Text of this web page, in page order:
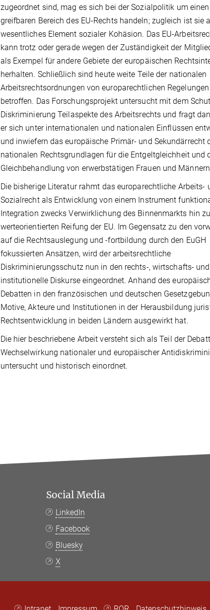
zugeordnet sind, mag es sich bei der Sozialpolitik um
greifbaren Bereich des EU-Rechts handeln; zugleich ist sie
wesentliches Element sozialer Kohäsion. Das EU-
kann trotz oder gerade wegen der Zuständigkeit der
als Exempel für andere Gebiete der europäischen
herhalten. Schließlich sind heute weite Teile der nationalen
Arbeitsrechtsordnungen von europarechtlichen Regelungen
betroffen. Das Forschungsprojekt untersucht mit dem
Diskriminierung Teilaspekte des Arbeitsrechts und fragt
er sich unter internationalen und nationalen Einflüssen
und inwiefern das europäische Primär- und Sekundärrecht
nationalen Rechtsgrundlagen für die Entgeltgleichheit und
Gleichbehandlung von erwerbstätigen Frauen und
Die bisherige Literatur rahmt das europarechtliche Arbeits-
Sozialrecht als Entwicklung von einem Instrument
Integration zwecks Verwirklichung des Binnenmarkts hin
werteorientierten Reifung der EU. Im Gegensatz zu den
auf die Rechtsauslegung und -fortbildung durch den EuGH
fokussierten Ansätzen, wird der arbeitsrechtliche
Diskriminierungsschutz nun in den rechts-, wirtschafts-
institutionelle Diskurse eingeordnet. Anhand des
Debatten in den französischen und deutschen
Motive, Akteure und Institutionen in der Herausbildung
Rechtsentwicklung in beiden Ländern ausgewirkt hat.
Die hier beschriebene Arbeit versteht sich als Teil der
Wechselwirkung nationaler und europäischer
untersucht und historisch einordnet.
Social Media
LinkedIn
Facebook
Bluesky
X